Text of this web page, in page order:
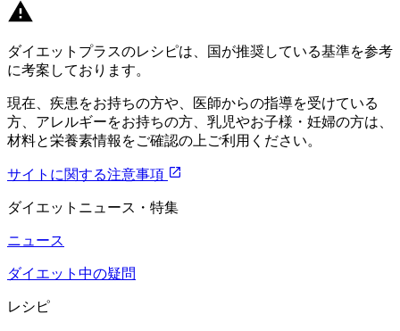
ダイエットプラスのレシピは、国が推奨している基準を参考
に考案しております。
現在、疾患をお持ちの方や、医師からの指導を受けている
方、アレルギーをお持ちの方、乳児やお子様・妊婦の方は、
材料と栄養素情報をご確認の上ご利用ください。
サイトに関する注意事項
ダイエットニュース・特集
ニュース
ダイエット中の疑問
レシピ